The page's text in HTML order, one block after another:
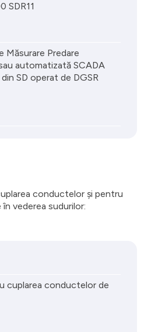
SDR11
Măsurare Predare
automatizată SCADA
SD operat de DGSR
conductelor și pentru
vederea sudurilor:
cuplarea conductelor de